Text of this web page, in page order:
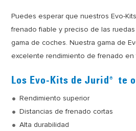
Puedes esperar que nuestros Evo-
frenado fiable y preciso de las
gama de coches. Nuestra gama de
excelente rendimiento de frenado en
Los Evo-Kits de Jurid® te
Rendimiento superior
Distancias de frenado cortas
Alta durabilidad